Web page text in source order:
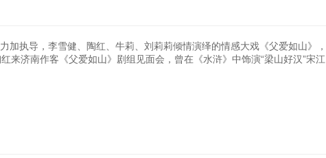
84 85 86 87
加执导，李雪健、陶红、牛莉、刘莉莉倾情演绎的情感大戏《父爱如山》，
来济南作客《父爱如山》剧组见面会，曾在《水浒》中饰演“梁山好汉”宋江